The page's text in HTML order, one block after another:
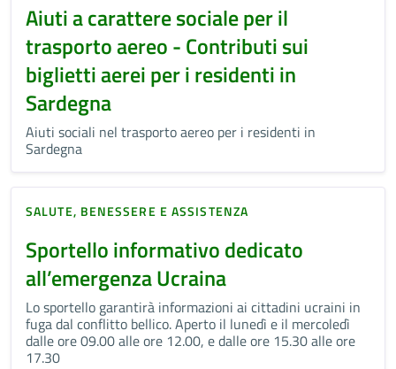
Aiuti a carattere sociale per il
trasporto aereo - Contributi sui
biglietti aerei per i residenti in
Sardegna
Aiuti sociali nel trasporto aereo per i residenti in
Sardegna
SALUTE, BENESSERE E ASSISTENZA
Sportello informativo dedicato
all’emergenza Ucraina
Lo sportello garantirà informazioni ai cittadini ucraini in
fuga dal conflitto bellico. Aperto il lunedì e il mercoledì
dalle ore 09.00 alle ore 12.00, e dalle ore 15.30 alle ore
17.30